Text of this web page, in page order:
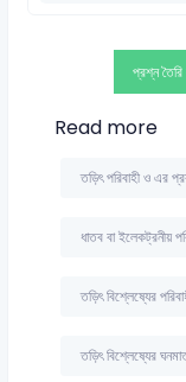
প্রশ্ন
Read more
তড়িৎ পরিবাহী ও এর
ধাতব বা ইলেকট্রনীয়
তড়িৎ বিশ্লেষ্যের
তড়িৎ বিশ্লেষ্যের